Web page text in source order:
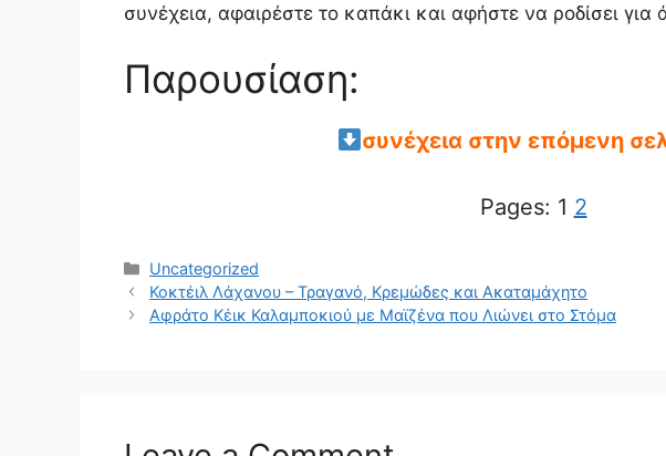
συνέχεια, αφαιρέστε το καπάκι και αφήστε να ροδίσει
Παρουσίαση:
συνέχεια στην επόμενη
Pages: 1 2
Categories
Uncategorized
Κοκτέιλ Λάχανου – Τραγανό, Κρεμώδες και Ακαταμάχητο
Αφράτο Κέικ Καλαμποκιού με Μαϊζένα που Λιώνει στο Στόμα